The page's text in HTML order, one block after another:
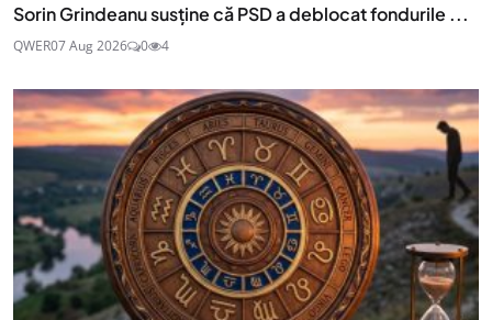
Sorin Grindeanu susține că PSD a deblocat fondurile ...
QWER07 Aug 2026 0 4